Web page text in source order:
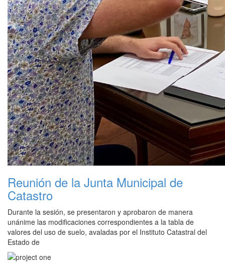
Reunión de la Junta Municipal de
Catastro
Durante la sesión, se presentaron y aprobaron de manera
unánime las modificaciones correspondientes a la tabla de
valores del uso de suelo, avaladas por el Instituto Catastral del
Estado de